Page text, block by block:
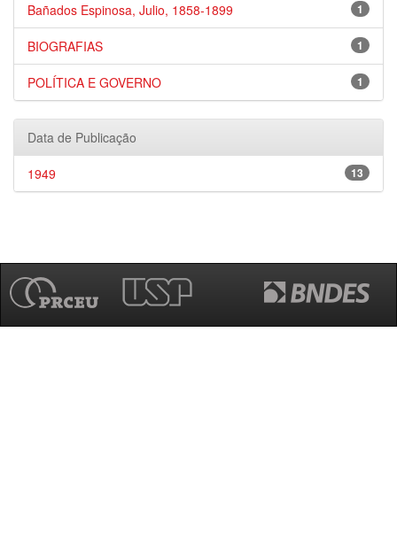
1
Bañados Espinosa, Julio, 1858-1899
1
BIOGRAFIAS
1
POLÍTICA E GOVERNO
Data de Publicação
13
1949